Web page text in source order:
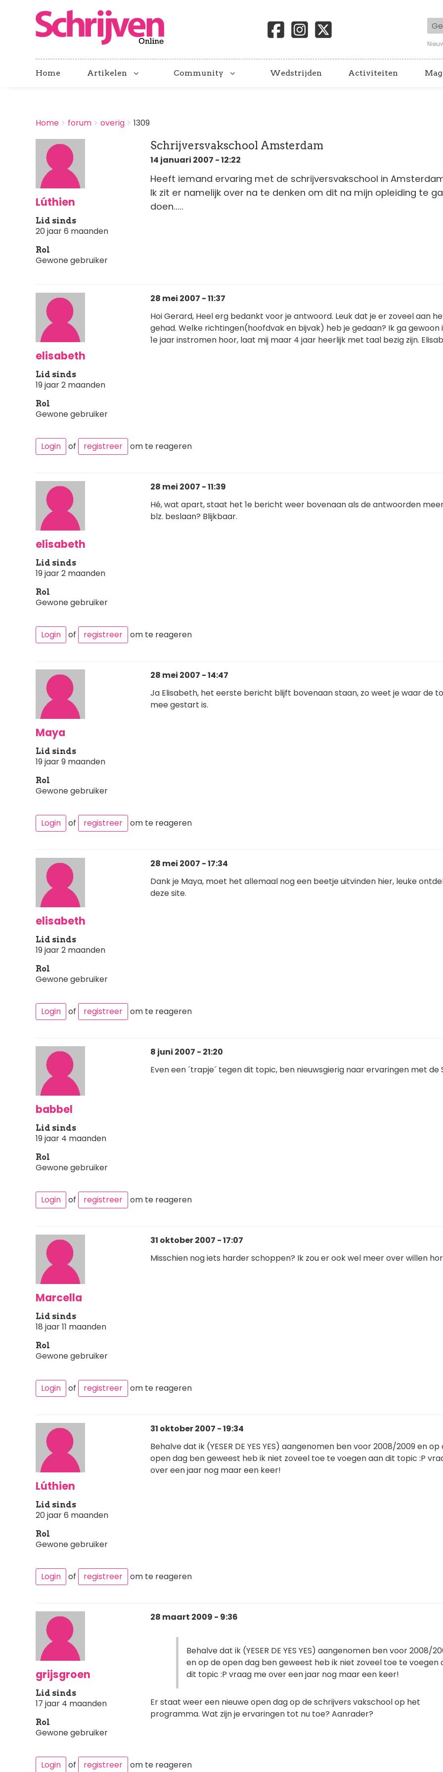
Home Artikelen Community Wedstrijden Activiteiten
BREADCRUMBS
You
here:
Home forum overig 1309
Lúthien
Lid sinds
20 jaar 6 maanden
Rol
Gewone gebruiker
Schrijversvakschool Amsterdam
14 januari 2007 - 12:22
Heeft iemand ervaring met de schrijversvakschool in
Ik zit er namelijk over na te denken om dit na mijn opleiding te
doen.....
elisabeth
Lid sinds
19 jaar 2 maanden
Rol
Gewone gebruiker
28 mei 2007 - 11:37
Hoi Gerard, Heel erg bedankt voor je antwoord. Leuk dat je er zoveel aan
gehad. Welke richtingen(hoofdvak en bijvak) heb je gedaan? Ik ga gewoon
1e jaar instromen hoor, laat mij maar 4 jaar heerlijk met taal bezig zijn.
Login of registreer om te reageren
elisabeth
Lid sinds
19 jaar 2 maanden
Rol
Gewone gebruiker
28 mei 2007 - 11:39
Hé, wat apart, staat het 1e bericht weer bovenaan als de antwoorden
blz. beslaan? Blijkbaar.
Login of registreer om te reageren
Maya
Lid sinds
19 jaar 9 maanden
Rol
Gewone gebruiker
28 mei 2007 - 14:47
Ja Elisabeth, het eerste bericht blijft bovenaan staan, zo weet je waar de
mee gestart is.
Login of registreer om te reageren
elisabeth
Lid sinds
19 jaar 2 maanden
Rol
Gewone gebruiker
28 mei 2007 - 17:34
Dank je Maya, moet het allemaal nog een beetje uitvinden hier, leuke
deze site.
Login of registreer om te reageren
babbel
Lid sinds
19 jaar 4 maanden
Rol
Gewone gebruiker
8 juni 2007 - 21:20
Even een ´trapje´ tegen dit topic, ben nieuwsgierig naar ervaringen met de
Login of registreer om te reageren
Marcella
Lid sinds
18 jaar 11 maanden
Rol
Gewone gebruiker
31 oktober 2007 - 17:07
Misschien nog iets harder schoppen? Ik zou er ook wel meer over willen
Login of registreer om te reageren
Lúthien
Lid sinds
20 jaar 6 maanden
Rol
Gewone gebruiker
31 oktober 2007 - 19:34
Behalve dat ik (YESER DE YES YES) aangenomen ben voor 2008/2009 en op
open dag ben geweest heb ik niet zoveel toe te voegen aan dit topic :P
over een jaar nog maar een keer!
Login of registreer om te reageren
grijsgroen
Lid sinds
17 jaar 4 maanden
Rol
Gewone gebruiker
28 maart 2009 - 9:36
Behalve dat ik (YESER DE YES YES) aangenomen ben voor 2008/
en op de open dag ben geweest heb ik niet zoveel toe te voegen
dit topic :P vraag me over een jaar nog maar een keer!
Er staat weer een nieuwe open dag op de schrijvers vakschool op het
programma. Wat zijn je ervaringen tot nu toe? Aanrader?
Login of registreer om te reageren